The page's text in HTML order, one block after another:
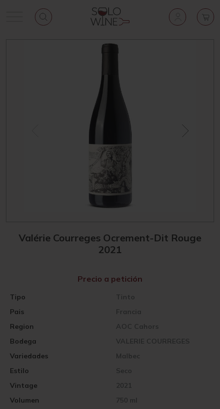
Valérie Courreges Ocrement-Dit Rouge
2021
Pais Francia
Vintage 2021
Region AOC Cahors
Volumen 750 ml
Bodega VALERIE COURREGES
Variedades Malbec
Tipo Tinto
Estilo Seco
Precio a petición